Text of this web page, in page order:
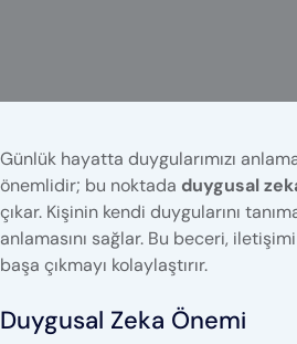
Günlük hayatta duygularımızı
önemlidir; bu noktada duygusal
çıkar. Kişinin kendi duygularını
anlamasını sağlar. Bu beceri,
başa çıkmayı kolaylaştırır.
Duygusal Zeka Önemi